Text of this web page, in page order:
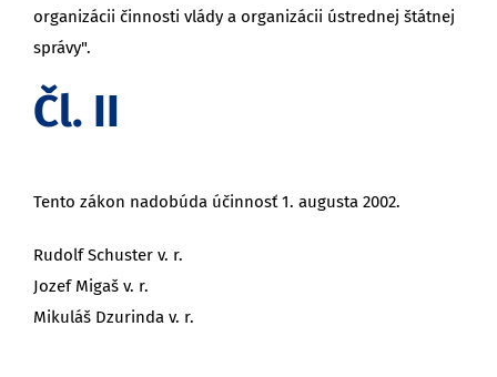
organizácii činnosti vlády a organizácii ústrednej štátnej
správy".
Čl. II
Tento zákon nadobúda účinnosť 1. augusta 2002.
Rudolf Schuster v. r.
Jozef Migaš v. r.
Mikuláš Dzurinda v. r.